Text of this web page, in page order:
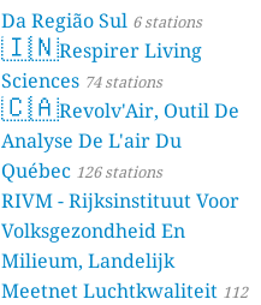
Da Região Sul 6 stations
🇮🇳Respirer Living
Sciences 74 stations
🇨🇦Revolv'Air, Outil De
Analyse De L'air Du
Québec 126 stations
RIVM - Rijksinstituut Voor
Volksgezondheid En
Milieum, Landelijk
Meetnet Luchtkwaliteit 112